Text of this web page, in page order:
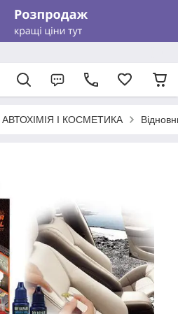
АВТОХІМІЯ І КОСМЕТИКА